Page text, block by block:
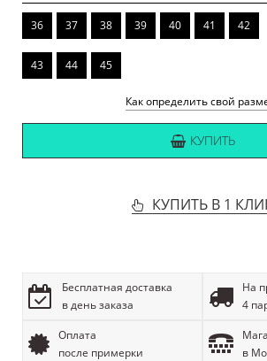
36 37 38 39 40 41 42
43 44 45
Как определить свой
КУПИТЬ
КУПИТЬ В 1
Бесплатная доставка
в день заказа
На
4
Оплата
после примерки
в